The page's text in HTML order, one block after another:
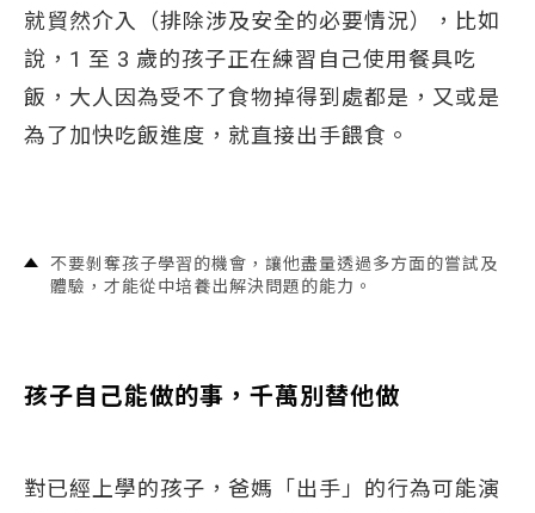
就貿然介入（排除涉及安全的必要情況），比如
說，1 至 3 歲的孩子正在練習自己使用餐具吃
飯，大人因為受不了食物掉得到處都是，又或是
為了加快吃飯進度，就直接出手餵食。
不要剝奪孩子學習的機會，讓他盡量透過多方面的嘗試及
體驗，才能從中培養出解決問題的能力。
孩子自己能做的事，千萬別替他做
對已經上學的孩子，爸媽「出手」的行為可能演